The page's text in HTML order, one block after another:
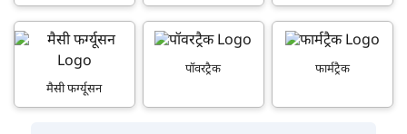
मैसी फर्ग्यूसन
पॉवरट्रैक फार्मट्रैक